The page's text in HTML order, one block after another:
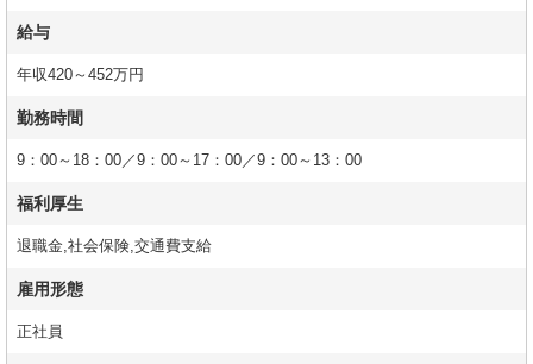
給与
年収420～452万円
勤務時間
9：00～18：00／9：00～17：00／9：00～13：00
福利厚生
退職金,社会保険,交通費支給
雇用形態
正社員